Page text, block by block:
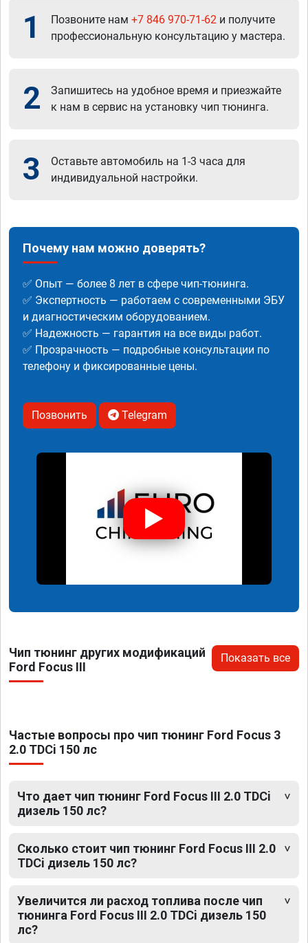
1 Позвоните нам +7 846 970-71-62 и получите
профессиональную консультацию у мастера.
2
Запишитесь на удобное время и приезжайте
к нам в сервис на установку чип тюнинга.
3
Оставьте автомобиль на 1-3 часа для
индивидуальной настройки.
Почему нам можно доверять?
✅ Опыт — более 8 лет в сфере чип-тюнинга.
✅ Экспертность — работаем с современными ЭБУ
и диагностическим оборудованием.
✅ Надежность — гарантия на все виды работ.
✅ Прозрачность — подробные консультации по
телефону и фиксированные цены.
Позвонить Telegram
Чип тюнинг других модификаций
Ford Focus III
Показать все
Частые вопросы про чип тюнинг Ford Focus 3
2.0 TDCi 150 лс
Что дает чип тюнинг Ford Focus III 2.0 TDCi
дизель 150 лс?
Сколько стоит чип тюнинг Ford Focus III 2.0
TDCi дизель 150 лс?
Увеличится ли расход топлива после чип
тюнинга Ford Focus III 2.0 TDCi дизель 150
лс?